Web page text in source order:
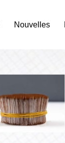
Nouvelles